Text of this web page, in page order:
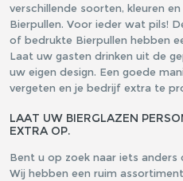
verschillende soorten, kleuren
Bierpullen. Voor ieder wat pils!
of bedrukte Bierpullen hebben
Laat uw gasten drinken uit de
uw eigen design. Een goede
vergeten en je bedrijf extra te
LAAT UW BIERGLAZEN
EXTRA OP.
Bent u op zoek naar iets anders
Wij hebben een ruim